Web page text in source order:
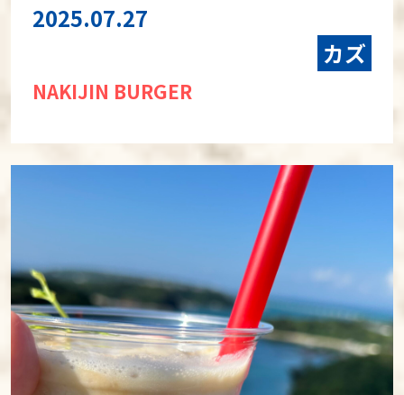
2025.07.27
カズ
NAKIJIN BURGER